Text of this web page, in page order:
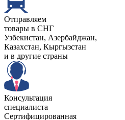
Отправляем
товары в СНГ
Узбекистан, Aзербайджан,
Казахстан, Кыргызстан
и в другие страны
Консультация
специалиста
Сертифицированная